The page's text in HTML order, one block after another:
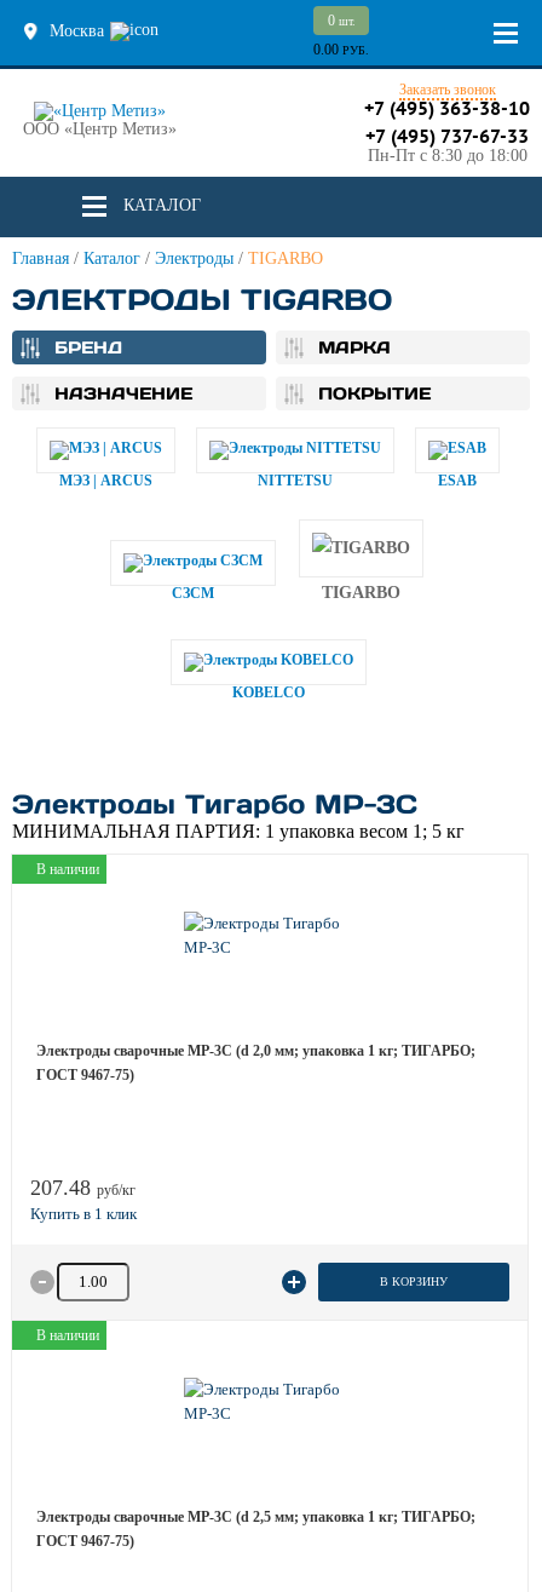
Москва
0 шт.
0.00 РУБ.
ООО «Центр Метиз»
Заказать звонок
+7 (495) 363-38-10
+7 (495) 737-67-33
Пн-Пт с 8:30 до 18:00
КАТАЛОГ
Главная / Каталог / Электроды / TIGARBO
ЭЛЕКТРОДЫ TIGARBO
БРЕНД МАРКА
НАЗНАЧЕНИЕ ПОКРЫТИЕ
МЭЗ | ARCUS NITTETSU ESAB
СЗСМ TIGARBO
KOBELCO
Электроды Тигарбо МР-3С
МИНИМАЛЬНАЯ ПАРТИЯ: 1 упаковка весом 1; 5 кг
В наличии
Электроды сварочные МР-3С (d 2,0 мм; упаковка 1 кг; ТИГАРБО;
ГОСТ 9467-75)
207.48 руб/кг
Количество товара В КОРЗИНУ
В наличии
Электроды сварочные МР-3С (d 2,5 мм; упаковка 1 кг; ТИГАРБО;
ГОСТ 9467-75)